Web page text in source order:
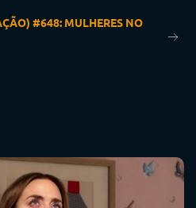
#648: MULHERES NO